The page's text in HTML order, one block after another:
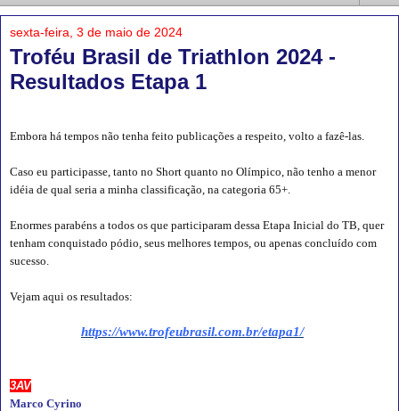
sexta-feira, 3 de maio de 2024
Troféu Brasil de Triathlon 2024 -
Resultados Etapa 1
Embora há tempos não tenha feito publicações a respeito, volto a fazê-las.
Caso eu participasse, tanto no Short quanto no Olímpico, não tenho a menor
idéia de qual seria a minha classificação, na categoria 65+.
Enormes parabéns a todos os que participaram dessa Etapa Inicial do TB, quer
tenham conquistado pódio, seus melhores tempos, ou apenas concluído com
sucesso.
Vejam aqui os resultados:
https://www.trofeubrasil.com.br/etapa1/
3AV
Marco Cyrino